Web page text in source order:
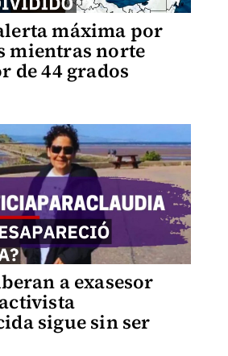
máxima por
mientras norte
de 44 grados
a exasesor
sigue sin ser